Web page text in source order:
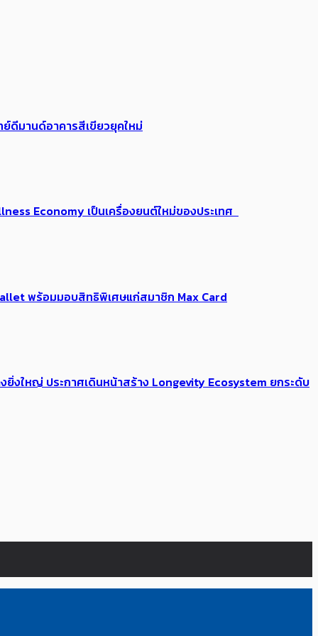
ย์ดีมานด์อาคารสีเขียวยุคใหม่
Economy เป็นเครื่องยนต์ใหม่ของประเทศ
พร้อมมอบสิทธิพิเศษแก่สมาชิก Max Card
งใหญ่ ประกาศเดินหน้าสร้าง Longevity Ecosystem ยกระดับ